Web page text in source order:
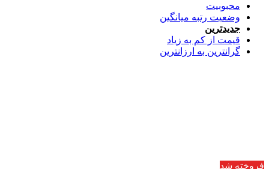
محبوبیت
وضعیت رتبه میانگین
جدیدترین
قیمت از کم به زیاد
گرانترین به ارزانترین
فروخته شد